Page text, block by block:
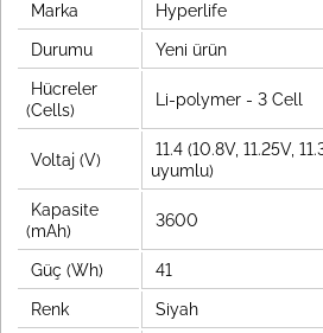
Marka Hyperlife
Durumu Yeni ürün
Hücreler
(Cells)
Li-polymer - 3 Cell
Voltaj (V)
11.4 (10.8V, 11.25V,
uyumlu)
Kapasite
(mAh)
3600
Güç (Wh) 41
Renk Siyah